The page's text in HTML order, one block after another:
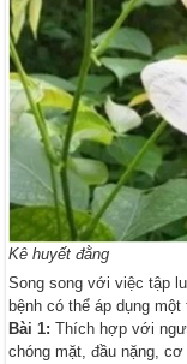
Kê huyết đằng
Song song với việc tập
bệnh có thể áp dụng
Bài 1: Thích hợp với
chóng mặt, đầu nặng,